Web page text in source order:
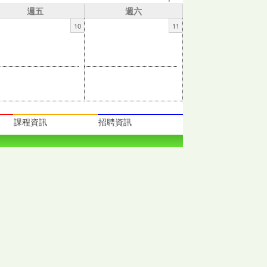
週五
週六
10 11
課程資訊 招聘資訊